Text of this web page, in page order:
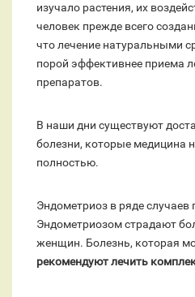
изучало растения, их
человек прежде всего
что лечение натуральными
порой эффективнее приема
препаратов.
В наши дни существуют
болезни, которые медицина
полностью.
Эндометриоз в ряде
Эндометриозом страдают
женщин. Болезнь, которая
рекомендуют лечить